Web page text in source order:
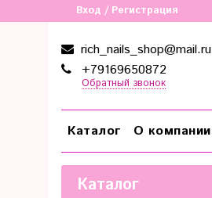
Вход / Регистрация
rich_nails_shop@mail.ru
+79169650872
Обратный звонок
Каталог О компании
Каталог